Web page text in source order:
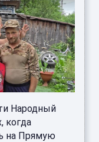
Народный
когда
на Прямую